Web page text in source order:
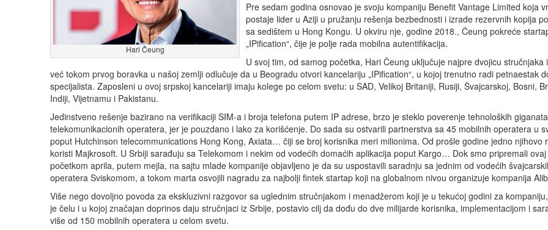
Hari Čeung
Pre sedam godina osnovao je svoju kompaniju Benefit Vantage Limited koja
postaje lider u Aziji u pružanju rešenja bezbednosti i izrade rezervnih kopija
sa sedištem u Hong Kongu. U okviru nje, godine 2018., Čeung pokreće
„IPification“, čije je polje rada mobilna autentifikacija.
U svoj tim, od samog početka, Hari Čeung uključuje najpre dvojicu stručnjaka
već tokom prvog boravka u našoj zemlji odlučuje da u Beogradu otvori kancelariju „IPification“, u kojoj trenutno radi petnaestak
specijalista. Zaposleni u ovoj srpskoj kancelariji imaju kolege po celom svetu: u SAD, Velikoj Britaniji, Rusiji, Švajcarskoj, Bosni,
Indiji, Vijetnamu i Pakistanu.
Jedinstveno rešenje bazirano na verifikaciji SIM-a i broja telefona putem IP adrese, brzo je steklo poverenje tehnoloških
telekomunikacionih operatera, jer je pouzdano i lako za korišćenje. Do sada su ostvarili partnerstva sa 45 mobilnih operatera u
poput Hutchinson telecommunications Hong Kong, Axiata… čiji se broj korisnika meri milionima. Od prošle godine jedno njihovo
koristi Majkrosoft. U Srbiji sarađuju sa Telekomom i nekim od vodećih domaćih aplikacija poput Kargo… Dok smo pripremali
početkom aprila, putem mejla, na sajtu mlade kompanije objavljeno je da su uspostavili saradnju sa jednim od vodećih
operatera Sviskomom, a tokom marta osvojili nagradu za najbolji fintek startap koji na globalnom nivou organizuje kompanija
Više nego dovoljno povoda za ekskluzivni razgovor sa uglednim stručnjakom i menadžerom koji je u tekućoj godini za
je čelu i u kojoj značajan doprinos daju stručnjaci iz Srbije, postavio cilj da dođu do dve milijarde korisnika, implementacijom i
više od 150 mobilnih operatera u celom svetu.